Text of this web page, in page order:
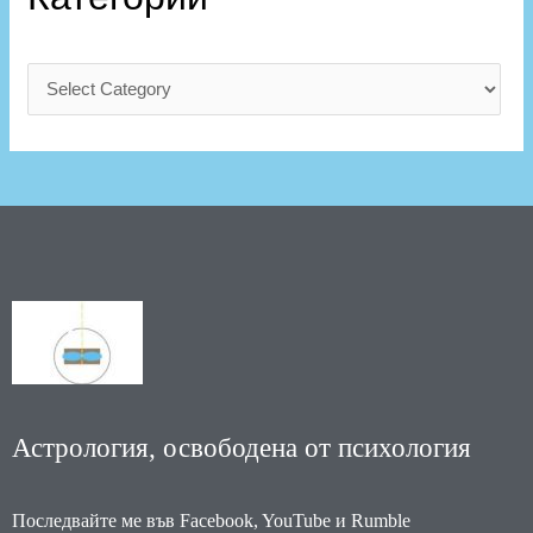
Астрология, освободена от психология
Последвайте ме във Facebook, YouTube и Rumble